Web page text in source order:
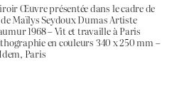
Œuvre présentée dans le cadre de
Maïlys Seydoux Dumas Artiste
1968 – Vit et travaille à Paris
en couleurs 340 x 250 mm –
Paris